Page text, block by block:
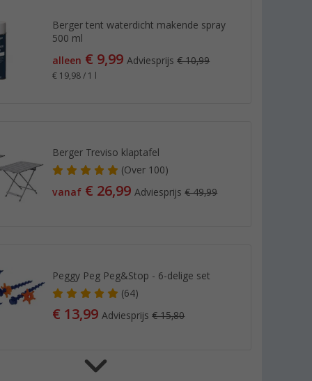
Berger tent waterdicht makende spray
500 ml
alleen € 9,99Adviesprijs€ 10,99
€ 19,98 / 1 l
Berger Treviso klaptafel
(Over 100)
vanaf € 26,99Adviesprijs€ 49,99
Peggy Peg Peg&Stop - 6-delige set
(64)
€ 13,99Adviesprijs€ 15,80